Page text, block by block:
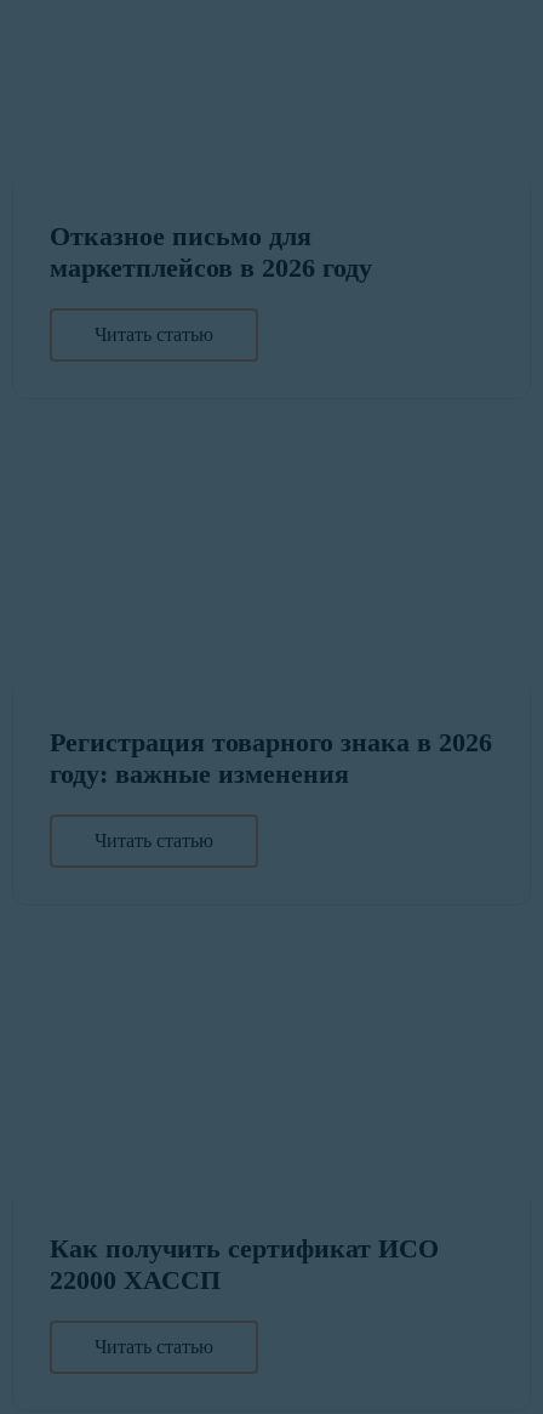
Отказное письмо для
маркетплейсов в 2026 году
Читать статью
Регистрация товарного знака в 2026
году: важные изменения
Читать статью
Как получить сертификат ИСО
22000 ХАССП
Читать статью